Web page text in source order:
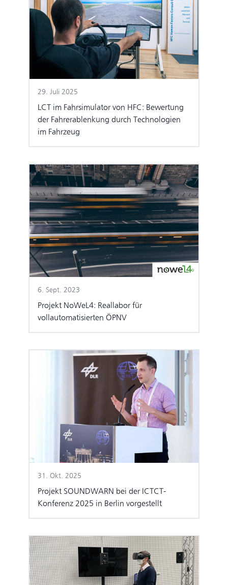
29. Juli 2025
LCT im Fahrsimulator von HFC: Bewertung
der Fahrerablenkung durch Technologien
im Fahrzeug
6. Sept. 2023
Projekt NoWeL4: Reallabor für
vollautomatisierten ÖPNV
31. Okt. 2025
Projekt SOUNDWARN bei der ICTCT-
Konferenz 2025 in Berlin vorgestellt